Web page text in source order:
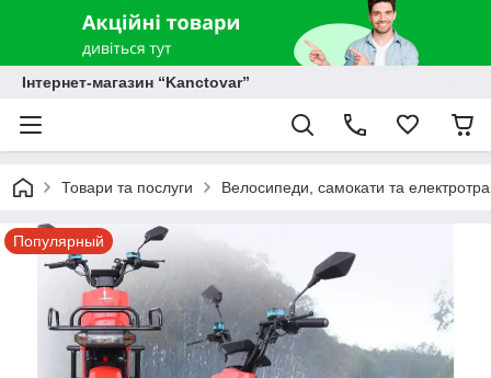
Інтернет-магазин “Kanctovar”
Товари та послуги Велосипеди, самокати та
Популярный